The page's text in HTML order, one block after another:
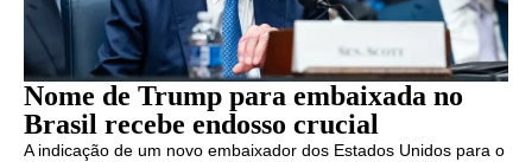
Nome de Trump para embaixada no
Brasil recebe endosso crucial
A indicação de um novo embaixador dos Estados Unidos para o